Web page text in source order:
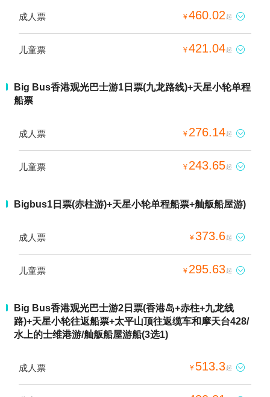
成人票 ¥460.02 起 
儿童票 ¥421.04起 
Big Bus香港观光巴士游1日票(九龙路线)+天星小轮单程
船票
成人票 ¥ 276.14起 
儿童票 ¥ 243.65起 
Bigbus1日票(赤柱游)+天星小轮单程船票+舢舨船屋游)
成人票 ¥373.6起 
儿童票 ¥ 295.63起 
Big Bus香港观光巴士游2日票(香港岛+赤柱+九龙线
路)+天星小轮往返船票+太平山顶往返缆车和摩天台428/
水上的士维港游/舢舨船屋游船(3选1)
成人票 ¥ 513.3起 